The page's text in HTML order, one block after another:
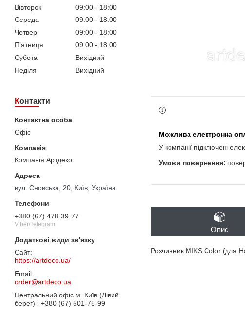
Вівторок
09:00
18:00
Середа
09:00
18:00
Четвер
09:00
18:00
Пʼятниця
09:00
18:00
Субота
Вихідний
Неділя
Вихідний
Контакти
Офіс
Компанія Артдеко
вул. Сновська, 20, Київ, Україна
+380 (67) 478-39-77
Viber/Telegram
https://artdeco.ua/
order@artdeco.ua
Центральний офіс м. Київ (Лівий
берег)
+380 (67) 501-75-99
У компанії підключені
Опис
Розчинник MIKS Color (для